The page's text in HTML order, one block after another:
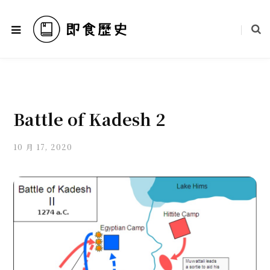
Battle of Kadesh 2
10 月 17, 2020